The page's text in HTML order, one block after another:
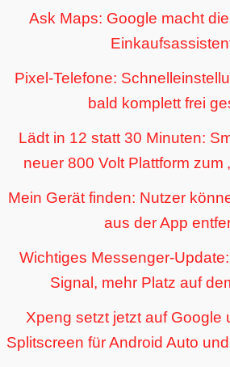
Ask Maps: Google macht
Pixel-Telefone:
bald komplett frei
Lädt in 12 statt 30 Minuten:
neuer 800 Volt Plattform zum
Mein Gerät finden: Nutzer
aus der App
Wichtiges Messenger-
Signal, mehr Platz auf
Xpeng setzt jetzt auf Google
Splitscreen für Android Auto